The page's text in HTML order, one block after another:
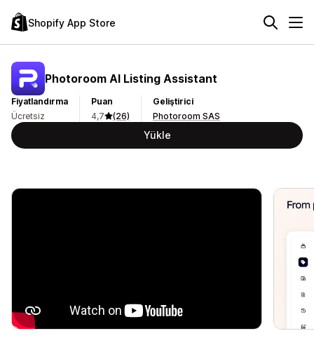
Shopify App Store
Photoroom AI Listing Assistant
Fiyatlandırma
Ücretsiz
Puan
4,7
(26)
Geliştirici
Photoroom SAS
Yükle